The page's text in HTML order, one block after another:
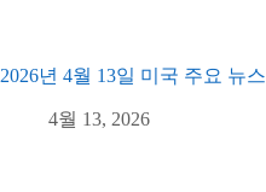
2026년 4월 13일 미국 주요 뉴스
4월 13, 2026